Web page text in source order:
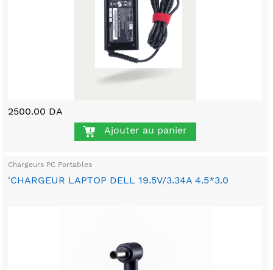
2500.00 DA
Ajouter au panier
Chargeurs PC Portables
'CHARGEUR LAPTOP DELL 19.5V/3.34A 4.5*3.0